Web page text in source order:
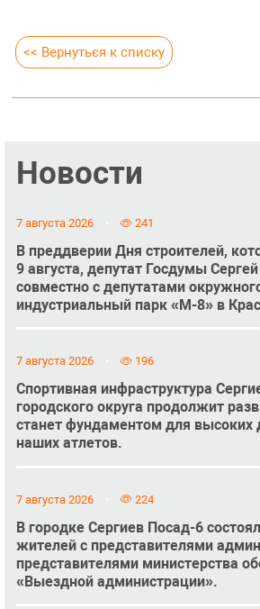
<< Вернуться к списку
Новости
7 августа 2026 241
В преддверии Дня строителей,
9 августа, депутат Госдумы
совместно с депутатами
индустриальный парк «М-8» в
7 августа 2026 196
Спортивная инфраструктура
городского округа продолжит
станет фундаментом для высоких
наших атлетов.
7 августа 2026 224
В городке Сергиев Посад-6
жителей с представителями
представителями министерства
«Выездной администрации».